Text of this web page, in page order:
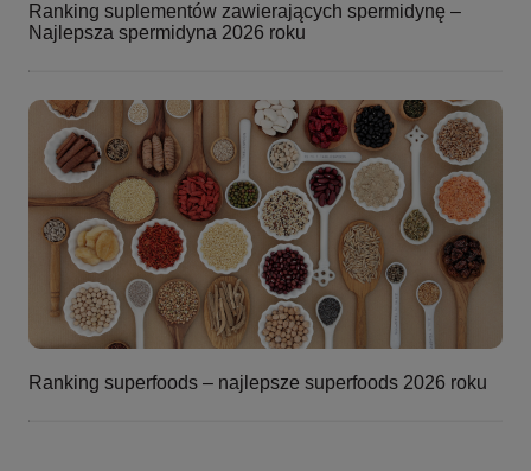
Ranking suplementów zawierających spermidynę –
Najlepsza spermidyna 2026 roku
Ranking superfoods – najlepsze superfoods 2026 roku